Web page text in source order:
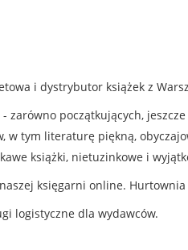
i dystrybutor książek z
zarówno początkujących,
w tym literaturę piękną,
książki, nietuzinkowe i
księgarni online.
logistyczne dla wydawców.